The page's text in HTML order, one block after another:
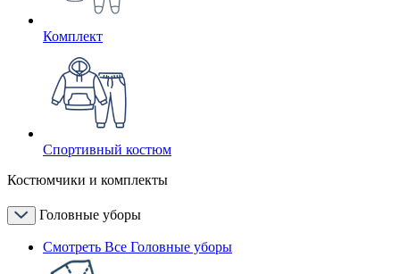
Комплект
Спортивный костюм
Костюмчики и комплекты
Головные уборы
Смотреть Все Головные уборы